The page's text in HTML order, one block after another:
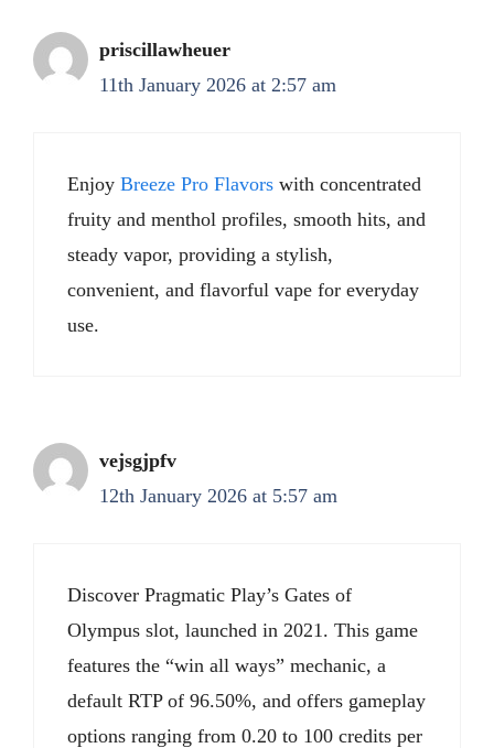
priscillawheuer
11th January 2026 at 2:57 am
Enjoy Breeze Pro Flavors with concentrated
fruity and menthol profiles, smooth hits, and
steady vapor, providing a stylish,
convenient, and flavorful vape for everyday
use.
vejsgjpfv
12th January 2026 at 5:57 am
Discover Pragmatic Play’s Gates of
Olympus slot, launched in 2021. This game
features the “win all ways” mechanic, a
default RTP of 96.50%, and offers gameplay
options ranging from 0.20 to 100 credits per